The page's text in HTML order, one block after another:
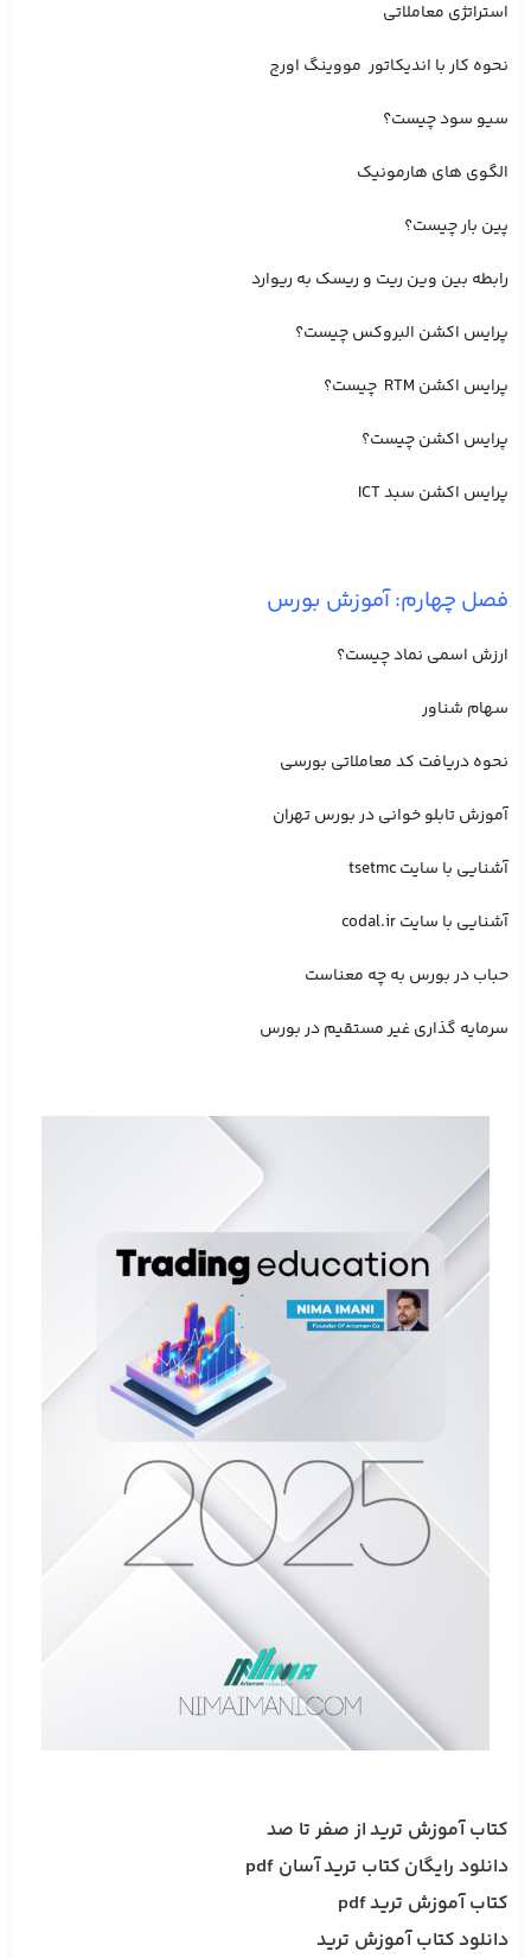
استراتژی معاملاتی
نحوه کار با اندیکاتور مووینگ اورج
سیو سود چیست؟
الگوی های هارمونیک
پین بار چیست؟
رابطه بین وین ریت و ریسک به ریوارد
پرایس اکشن البروکس چیست؟
پرایس اکشن RTM چیست؟
پرایس اکشن چیست؟
پرایس اکشن سبد ICT
فصل چهارم: آموزش بورس
ارزش اسمی نماد چیست؟
سهام شناور
نحوه دریافت کد معاملاتی بورسی
آموزش تابلو خوانی در بورس تهران
آشنایی با سایت tsetmc
آشنایی با سایت codal.ir
حباب در بورس به چه معناست
سرمایه گذاری غیر مستقیم در بورس
کتاب آموزش تریداز صفر تا صد
دانلود رایگان کتاب تریدآسان pdf
کتاب آموزش تریدpdf
دانلودکتاب آموزش ترید